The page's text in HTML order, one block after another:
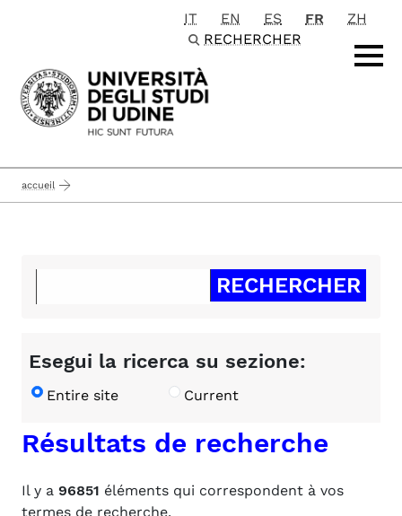
Passa al contenuto principale
IT EN ES FR
ZH
RECHERCHER
accueil
Esegui la ricerca su sezione:
Entire site Current
Résultats de recherche
Il y a 96851 éléments qui correspondent à vos
termes de recherche.